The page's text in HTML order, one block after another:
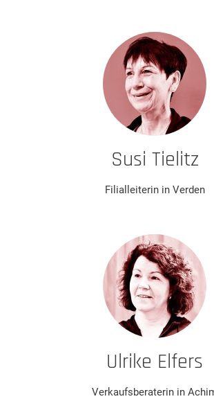
Susi Tielitz
Filialleiterin in Verden
Ulrike Elfers
Verkaufsberaterin in